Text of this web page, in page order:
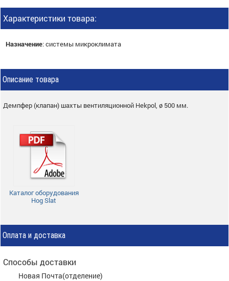
Характеристики товара:
Назначение:системы микроклимата
Описание товара
Демпфер (клапан) шахты вентиляционной Hekpol, ø 500 мм.
Каталог оборудования
Hog Slat
Оплата и доставка
Способы доставки
Новая Почта(отделение)